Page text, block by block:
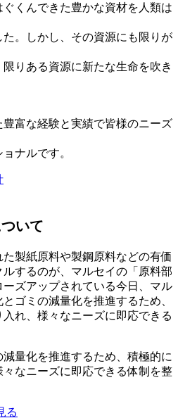
くんできた豊かな資材を人類は
。しかし、その資源にも限りが
りある資源に新たな生命を吹き
富な経験と実績で皆様のニーズ
ナルです。
いて
製紙原料や製鋼原料などの有価
するのが、マルセイの「原料部
ズアップされている今日、マル
ゴミの減量化を推進するため、
れ、様々なニーズに即応できる
量化を推進するため、積極的に
なニーズに即応できる体制を整
る